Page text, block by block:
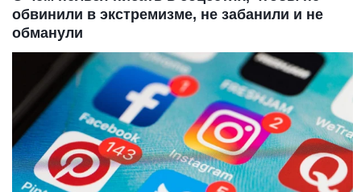
обвинили в экстремизме, не забанили и не
обманули